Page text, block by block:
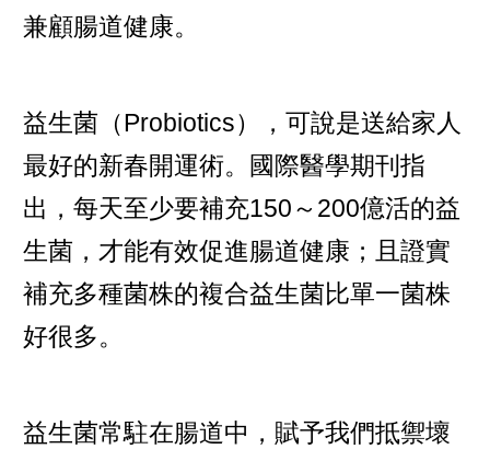
兼顧腸道健康。
益生菌（Probiotics），可說是送給家人
最好的新春開運術。國際醫學期刊指
出，每天至少要補充150～200億活的益
生菌，才能有效促進腸道健康；且證實
補充多種菌株的複合益生菌比單一菌株
好很多。
益生菌常駐在腸道中，賦予我們抵禦壞